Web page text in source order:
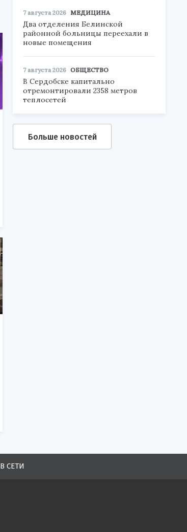
7 августа 2026 МЕДИЦИНА
Два отделения Белинской
районной больницы переехали в
новые помещения
7 августа 2026 ОБЩЕСТВО
В Сердобске капитально
отремонтировали 2358 метров
теплосетей
Больше новостей
В СЕТИ